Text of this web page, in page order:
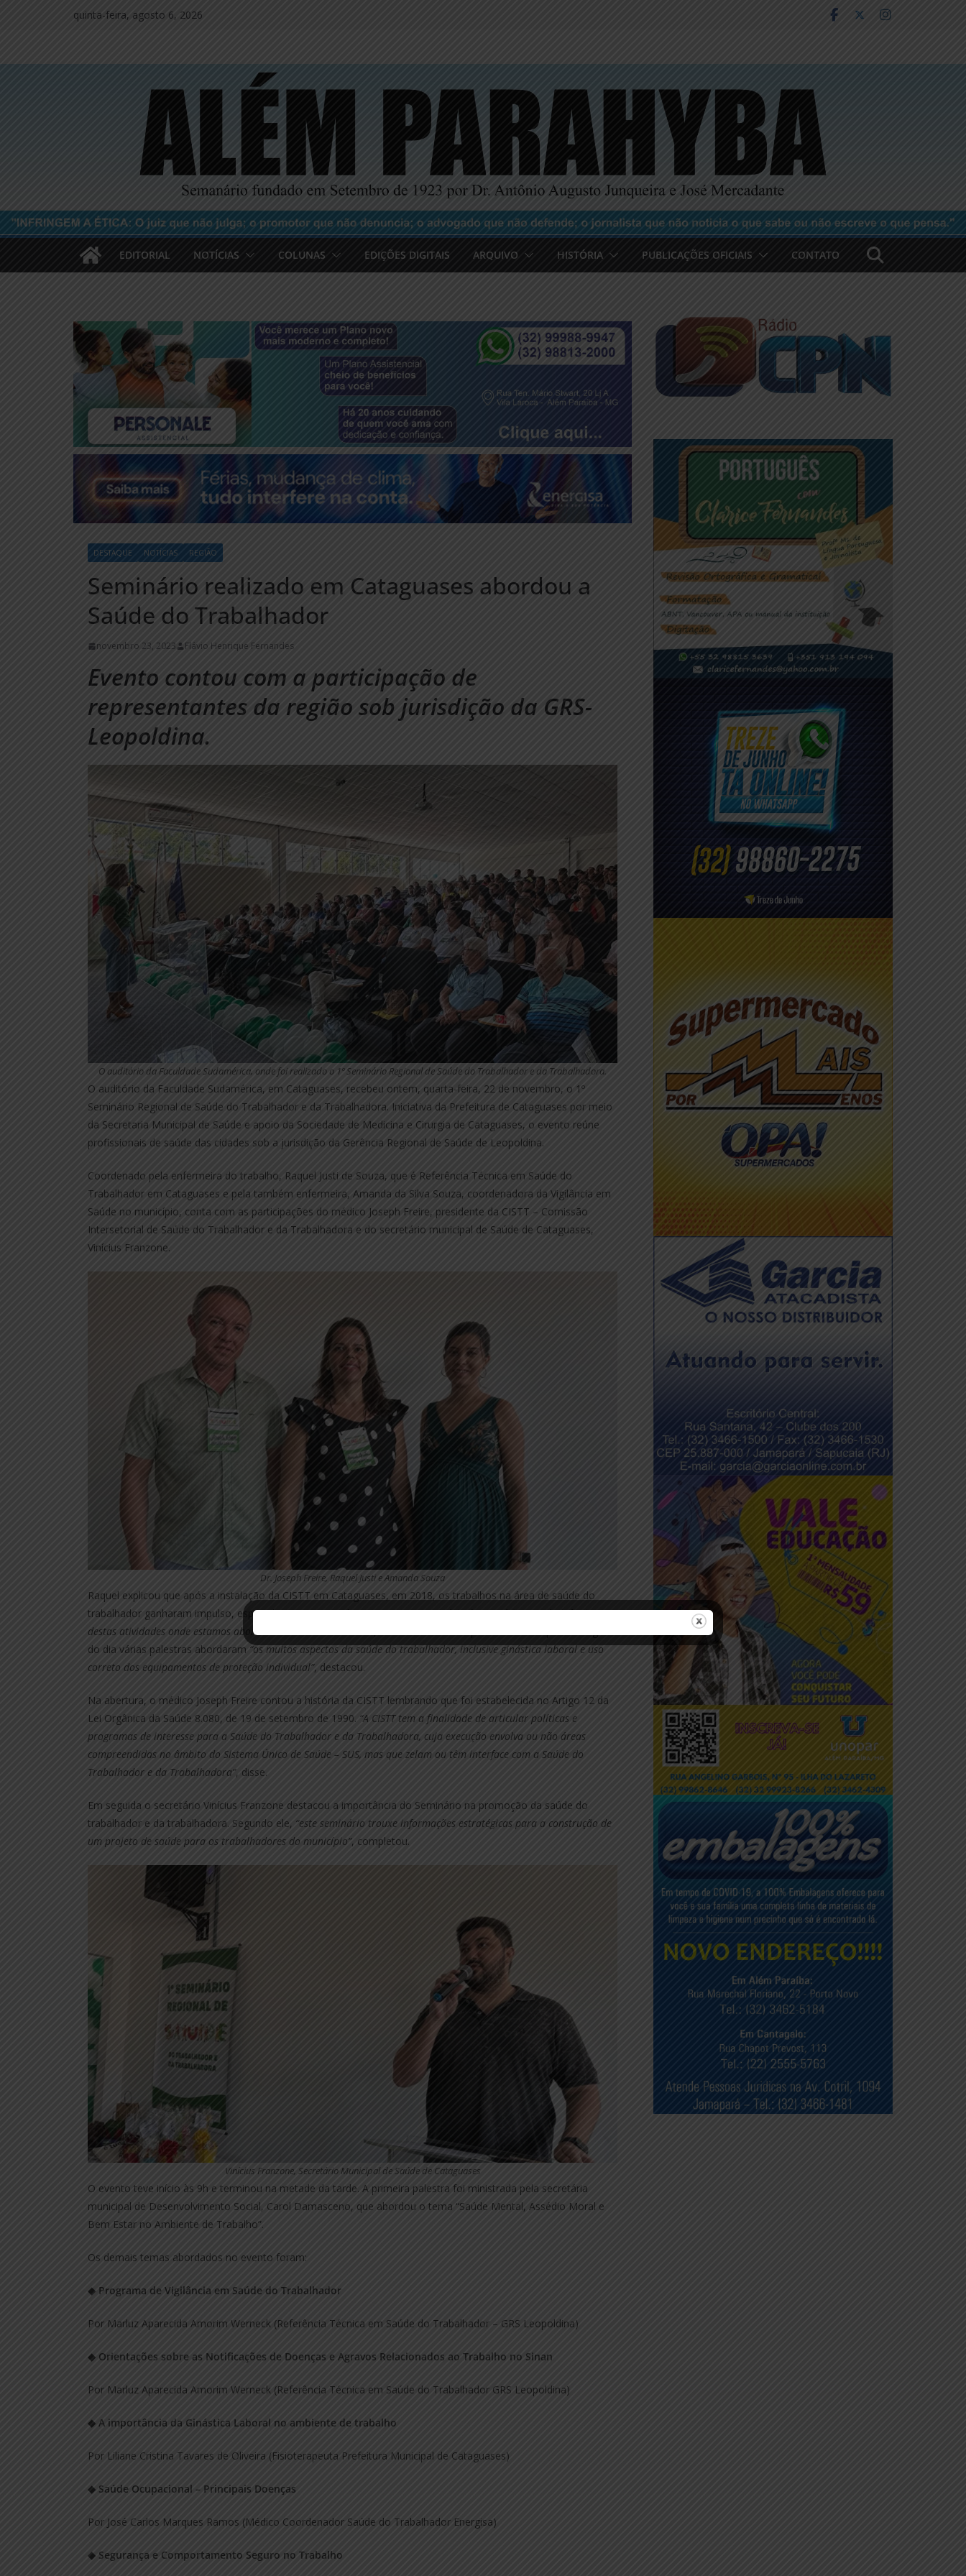
quinta-feira, agosto 6, 2026
EDITORIAL NOTÍCIAS COLUNAS EDIÇÕES DIGITAIS ARQUIVO HISTÓRIA PUBLICAÇÕES OFICIAIS CONTATO
DESTAQUE NOTÍCIAS REGIÃO
Seminário realizado em Cataguases abordou a
Saúde do Trabalhador
novembro 23, 2023 Flávio Henrique Fernandes
Evento contou com a participação de
representantes da região sob jurisdição da GRS-
Leopoldina.
O auditório da Faculdade Sudamérica, onde foi realizado o 1º Seminário Regional de Saúde do Trabalhador e da Trabalhadora.
O auditório da Faculdade Sudamérica, em Cataguases, recebeu ontem, quarta-feira, 22 de novembro, o 1º
Seminário Regional de Saúde do Trabalhador e da Trabalhadora. Iniciativa da Prefeitura de Cataguases por meio
da Secretaria Municipal de Saúde e apoio da Sociedade de Medicina e Cirurgia de Cataguases, o evento reúne
profissionais de saúde das cidades sob a jurisdição da Gerência Regional de Saúde de Leopoldina.
Coordenado pela enfermeira do trabalho, Raquel Justi de Souza, que é Referência Técnica em Saúde do
Trabalhador em Cataguases e pela também enfermeira, Amanda da Silva Souza, coordenadora da Vigilância em
Saúde no município, conta com as participações do médico Joseph Freire, presidente da CISTT – Comissão
Intersetorial de Saúde do Trabalhador e da Trabalhadora e do secretário municipal de Saúde de Cataguases,
Vinícius Franzone.
Dr. Joseph Freire, Raquel Justi e Amanda Souza
Raquel explicou que após a instalação da CISTT em Cataguases, em 2018, os trabalhos na área de saúde do
trabalhador ganharam impulso, especialmente a partir de 2022,“e este Seminário é, na prática, a culminância
destas atividades onde estamos abordando temáticas diversas”
do dia várias palestras abordaram “os muitos aspectos da saúde do trabalhador, inclusive ginástica laboral e uso
correto dos equipamentos de proteção individual”, destacou.
Na abertura, o médico Joseph Freire contou a história da CISTT lembrando que foi estabelecida no Artigo 12 da
Lei Orgânica da Saúde 8.080, de 19 de setembro de 1990. “A CISTT tem a finalidade de articular políticas e
programas de interesse para a Saúde do Trabalhador e da Trabalhadora, cuja execução envolva ou não áreas
compreendidas no âmbito do Sistema Único de Saúde – SUS, mas que zelam ou têm interface com a Saúde do
Trabalhador e da Trabalhadora”, disse.
Em seguida o secretário Vinícius Franzone destacou a importância do Seminário na promoção da saúde do
trabalhador e da trabalhadora. Segundo ele, “este seminário trouxe informações estratégicas para a construção de
um projeto de saúde para os trabalhadores do município”, completou.
Vinícius Franzone, Secretário Municipal de Saúde de Cataguases
O evento teve início às 9h e terminou na metade da tarde. A primeira palestra foi ministrada pela secretária
municipal de Desenvolvimento Social, Carol Damasceno, que abordou o tema “Saúde Mental, Assédio Moral e
Bem Estar no Ambiente de Trabalho”.
Os demais temas abordados no evento foram:
◆ Programa de Vigilância em Saúde do Trabalhador
Por Marluz Aparecida Amorim Werneck (Referência Técnica em Saúde do Trabalhador – GRS Leopoldina)
◆ Orientações sobre as Notificações de Doenças e Agravos Relacionados ao Trabalho no Sinan
Por Marluz Aparecida Amorim Werneck (Referência Técnica em Saúde do Trabalhador GRS Leopoldina)
◆ A importância da Ginástica Laboral no ambiente de trabalho
Por Liliane Cristina Tavares de Oliveira (Fisioterapeuta Prefeitura Municipal de Cataguases)
◆ Saúde Ocupacional – Principais Doenças
Por José Carlos Marques Ramos (Médico Coordenador Saúde do Trabalhador Energisa)
◆ Segurança e Comportamento Seguro no Trabalho